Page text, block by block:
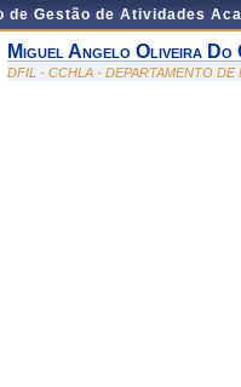
de Gestão de Atividades
Miguel Angelo Oliveira Do
DFIL - CCHLA - DEPARTAMENTO DE